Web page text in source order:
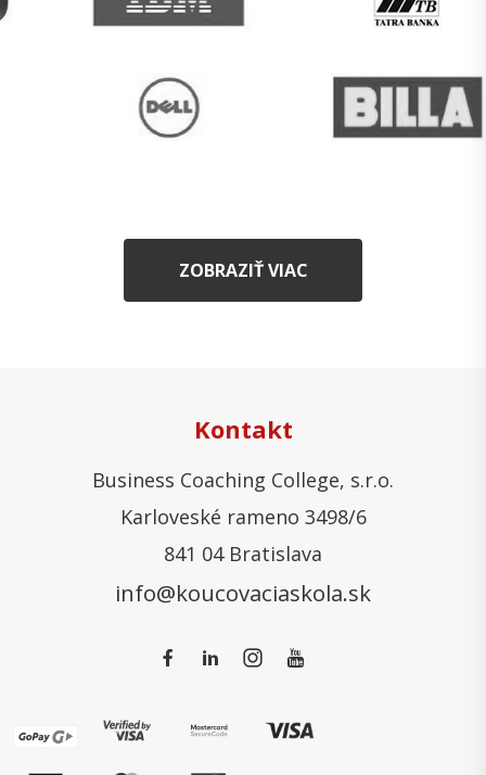
ZOBRAZIŤ VIAC
Kontakt
Business Coaching College, s.r.o.
Karloveské rameno 3498/6
841 04 Bratislava
info@koucovaciaskola.sk